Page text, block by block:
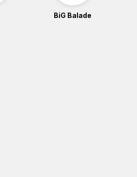
BiG Balade